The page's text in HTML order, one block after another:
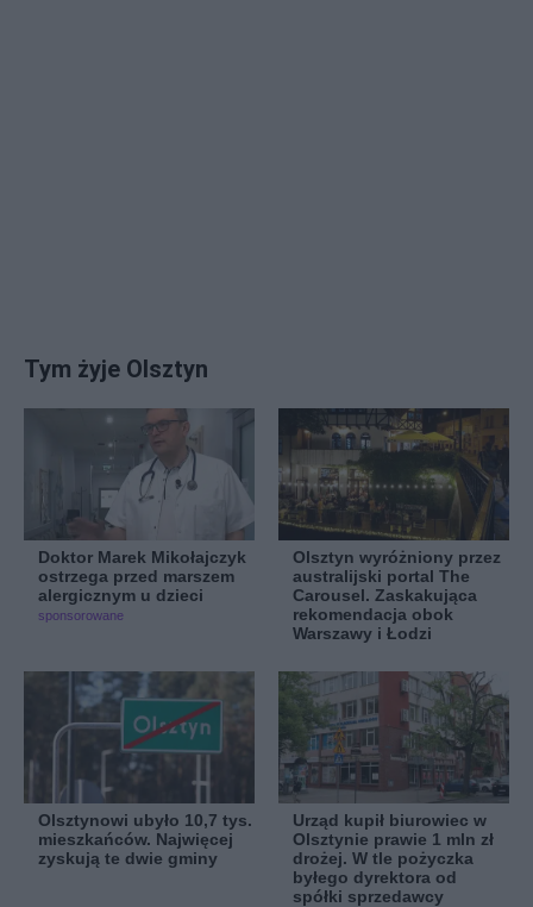
Tym żyje Olsztyn
Doktor Marek Mikołajczyk
ostrzega przed marszem
alergicznym u dzieci
sponsorowane
Olsztyn wyróżniony przez
australijski portal The
Carousel. Zaskakująca
rekomendacja obok
Warszawy i Łodzi
Olsztynowi ubyło 10,7 tys.
mieszkańców. Najwięcej
zyskują te dwie gminy
Urząd kupił biurowiec w
Olsztynie prawie 1 mln zł
drożej. W tle pożyczka
byłego dyrektora od
spółki sprzedawcy